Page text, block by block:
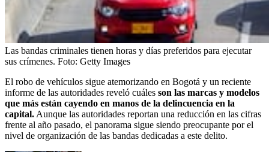
Las bandas criminales tienen horas y días preferidos para ejecutar
sus crímenes. Foto: Getty Images
El robo de vehículos sigue atemorizando en Bogotá y un reciente
informe de las autoridades reveló cuáles son las marcas y modelos
que más están cayendo en manos de la delincuencia en la
capital.Aunque las autoridades reportan una reducción en las cifras
frente al año pasado, el panorama sigue siendo preocupante por el
nivel de organización de las bandas dedicadas a este delito.